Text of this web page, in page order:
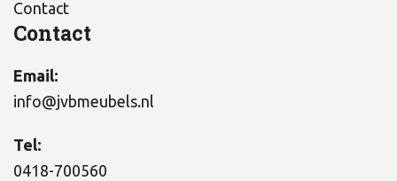
Contact
Contact
Email:
info@jvbmeubels.nl
Tel:
0418-700560